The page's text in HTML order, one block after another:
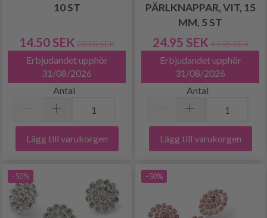
10 ST
14.50 SEK 28.50 SEK
Erbjudandet upphör
31/08/2026
Antal
Lägg till varukorgen
PÄRLKNAPPAR, VIT, 15
MM, 5 ST
24.95 SEK 49.95 SEK
Erbjudandet upphör
31/08/2026
Antal
Lägg till varukorgen
-50% -50%